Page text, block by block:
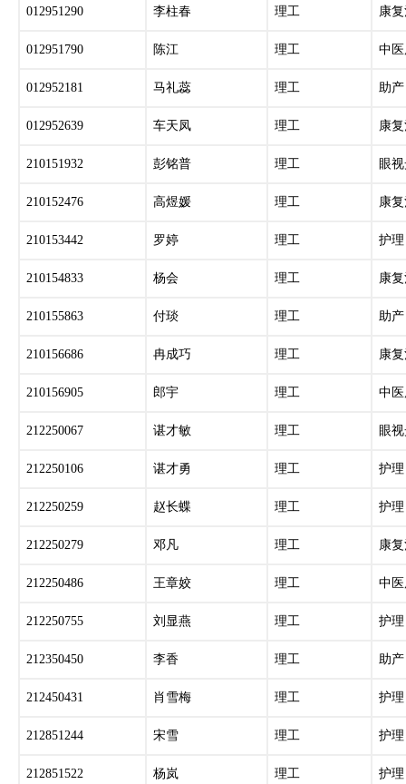
012951290 李柱春 理工 康
012951790 陈江 理工 中
012952181 马礼蕊 理工 助产
012952639 车天凤 理工 康
210151932 彭铭普 理工 眼
210152476 高煜媛 理工 康
210153442 罗婷 理工 护理
210154833 杨会 理工 康
210155863 付琰 理工 助产
210156686 冉成巧 理工 康
210156905 郎宇 理工 中
212250067 谌才敏 理工 眼
212250106 谌才勇 理工 护理
212250259 赵长蝶 理工 护理
212250279 邓凡 理工 康
212250486 王章姣 理工 中
212250755 刘显燕 理工 护理
212350450 李香 理工 助产
212450431 肖雪梅 理工 护理
212851244 宋雪 理工 护理
212851522 杨岚 理工 护理